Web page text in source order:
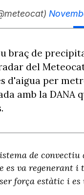
braç de
del
per
amb la DANA
de convectiu
es va regenerant
força estàtic i es